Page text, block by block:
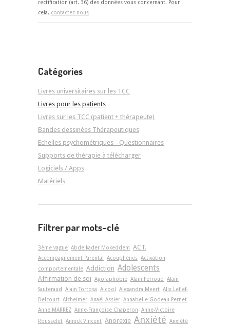
rectification (art. 36) des données vous concernant. Pour
cela, contactez-nous
Catégories
Livres universitaires sur les TCC
Livres pour les patients
Livres sur les TCC (patient + thérapeute)
Bandes dessinées Thérapeutiques
Echelles psychométriques - Questionnaires
Supports de thérapie à télécharger
Logiciels / Apps
Matériels
Filtrer par mots-clé
3ème vague Abdelkader Mokeddem ACT.
Accompagnement Parental Acouphènes Activation
comportementale Addiction Adolescents
Affirmation de soi Agoraphobie Alain Perroud
Alain
Sauteraud
Alain Tortosa Alcool Alexandra Meert Alix Lefief-
Delcourt Alzheimer Anaël Assier Annabelle Godeau-Pernet
Anne MARREZ Anne-Françoise Chaperon Anne-Victoire
Rousselet Annick Vincent Anorexie Anxiété Anxiété